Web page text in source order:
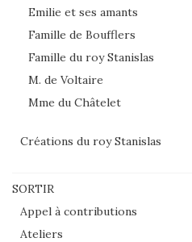
Emilie et ses amants
Famille de Boufflers
Famille du roy Stanislas
M. de Voltaire
Mme du Châtelet
Créations du roy Stanislas
SORTIR
Appel à contributions
Ateliers